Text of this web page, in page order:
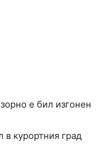
е бил изгонен
в курортния град